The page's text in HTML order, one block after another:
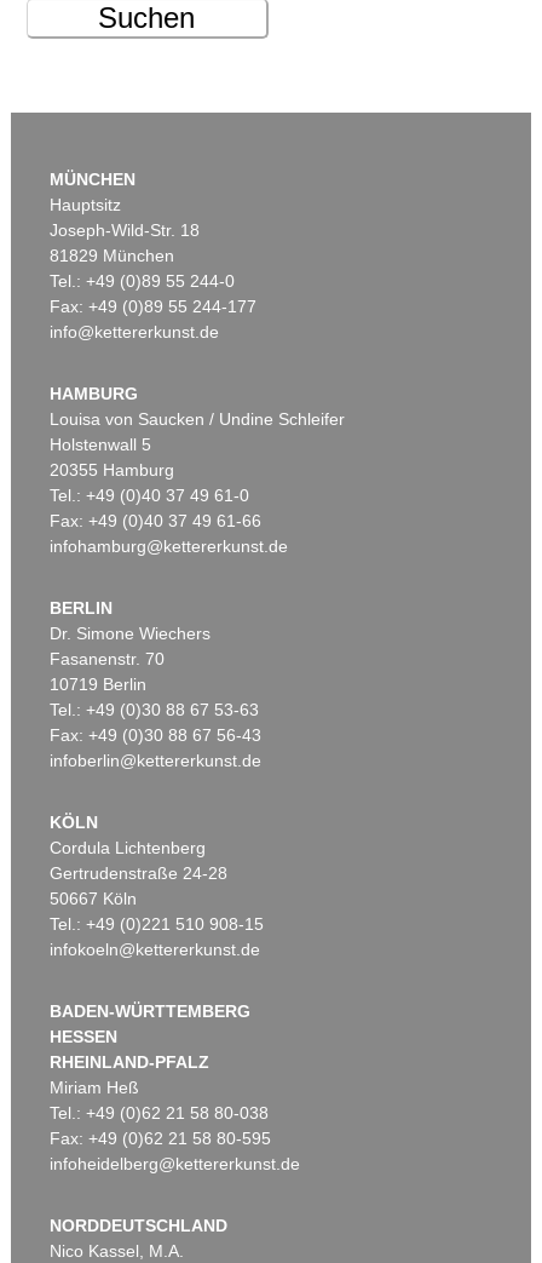
Suchen
MÜNCHEN
Hauptsitz
Joseph-Wild-Str. 18
81829 München
Tel.: +49 (0)89 55 244-0
Fax: +49 (0)89 55 244-177
info@kettererkunst.de
HAMBURG
Louisa von Saucken / Undine Schleifer
Holstenwall 5
20355 Hamburg
Tel.: +49 (0)40 37 49 61-0
Fax: +49 (0)40 37 49 61-66
infohamburg@kettererkunst.de
BERLIN
Dr. Simone Wiechers
Fasanenstr. 70
10719 Berlin
Tel.: +49 (0)30 88 67 53-63
Fax: +49 (0)30 88 67 56-43
infoberlin@kettererkunst.de
KÖLN
Cordula Lichtenberg
Gertrudenstraße 24-28
50667 Köln
Tel.: +49 (0)221 510 908-15
infokoeln@kettererkunst.de
BADEN-WÜRTTEMBERG
HESSEN
RHEINLAND-PFALZ
Miriam Heß
Tel.: +49 (0)62 21 58 80-038
Fax: +49 (0)62 21 58 80-595
infoheidelberg@kettererkunst.de
NORDDEUTSCHLAND
Nico Kassel, M.A.